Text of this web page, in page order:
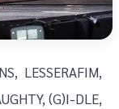
LESSERAFIM,
(G)I-DLE,